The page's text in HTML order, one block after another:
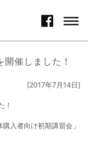
催しました！
[2017年7月14日]
！
入者向け初期講習会」